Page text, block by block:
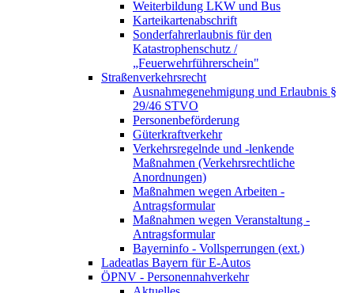
Weiterbildung LKW und Bus
Karteikartenabschrift
Sonderfahrerlaubnis für den
Katastrophenschutz /
„Feuerwehrführerschein"
Straßenverkehrsrecht
Ausnahmegenehmigung und Erlaubnis §
29/46 STVO
Personenbeförderung
Güterkraftverkehr
Verkehrsregelnde und -lenkende
Maßnahmen (Verkehrsrechtliche
Anordnungen)
Maßnahmen wegen Arbeiten -
Antragsformular
Maßnahmen wegen Veranstaltung -
Antragsformular
Bayerninfo - Vollsperrungen (ext.)
Ladeatlas Bayern für E-Autos
ÖPNV - Personennahverkehr